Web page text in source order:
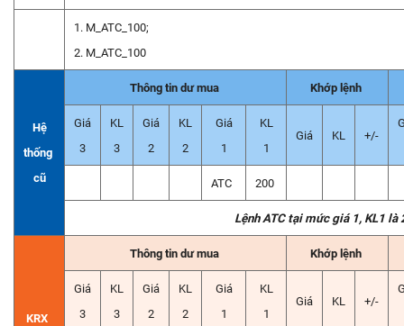
1. M_ATC_100;
2. M_ATC_100
Hệ
thống
cũ
Thông tin dư mua Khớp lệnh
Giá
3
KL
3
Giá
2
KL
2
Giá
1
KL
1
Giá KL +/-
ATC 200
Lệnh ATC tại mức giá 1, KL1 là
KRX
Thông tin dư mua Khớp lệnh
Giá
3
KL
3
Giá
2
KL
2
Giá
1
KL
1
Giá KL +/-